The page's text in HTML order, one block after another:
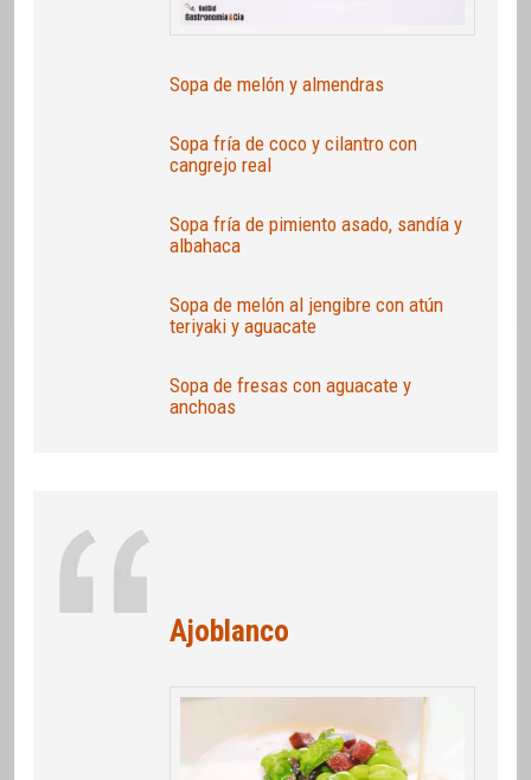
Sopa de melón y almendras
Sopa fría de coco y cilantro con
cangrejo real
Sopa fría de pimiento asado, sandía y
albahaca
Sopa de melón al jengibre con atún
teriyaki y aguacate
Sopa de fresas con aguacate y
anchoas
Ajoblanco